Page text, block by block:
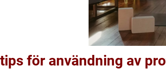
för användning av